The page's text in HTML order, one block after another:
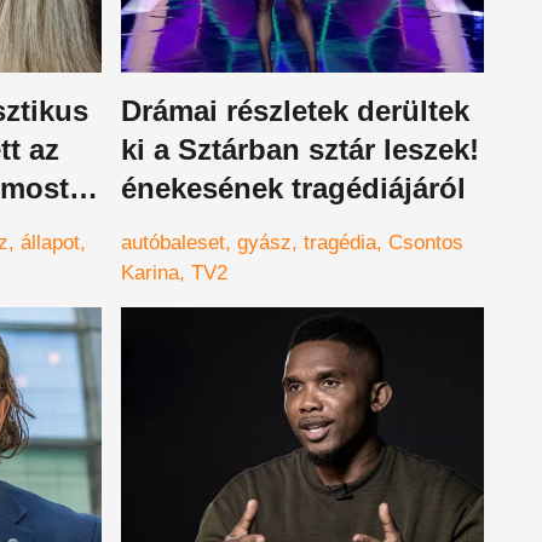
az
a
állapot
Drámai részletek derültek
ki a Sztárban sztár leszek!
énekesének tragédiájáról
autóbaleset gyász tragédia Csontos
Karina TV2